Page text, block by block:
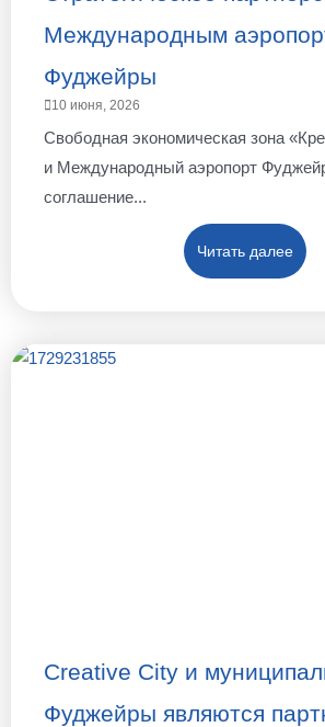
Международным
Фуджейры
10 июня, 2026
Свободная экономическая зона
и Международный аэропорт
соглашение...
Читать далее
Creative City и
Фуджейры являются